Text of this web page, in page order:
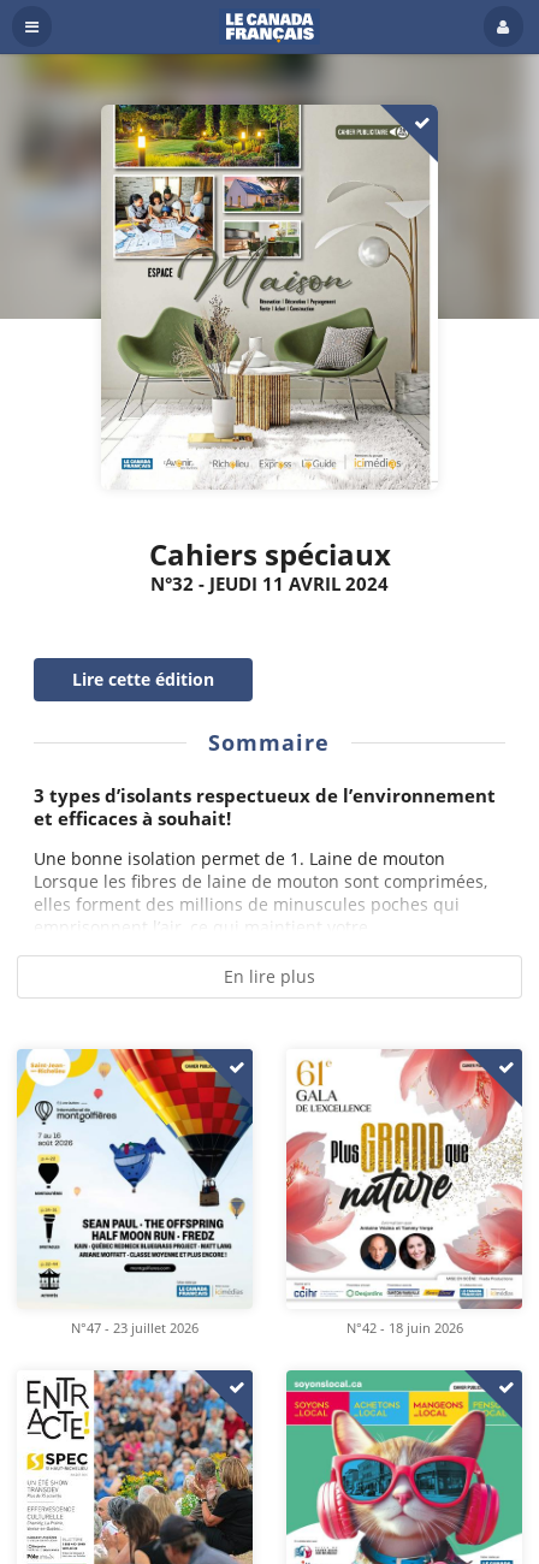
Cahiers spéciaux
N°32 - JEUDI 11 AVRIL 2024
Lire cette édition
Sommaire
3 types d’isolants respectueux de l’environnement
et efficaces à souhait!
Une bonne isolation permet de 1. Laine de mouton
Lorsque les fibres de laine de mouton sont comprimées,
elles forment des millions de minuscules poches qui
emprisonnent l’air, ce qui maintient votre...
En lire plus
N°47 - 23 juillet 2026 N°42 - 18 juin 2026